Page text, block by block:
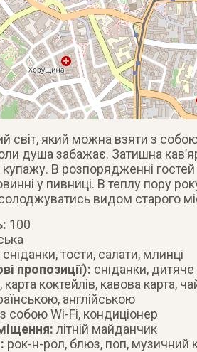
світ, який можна взяти з
душа забажає. Затишна
В розпорядженні
у пивниці. В теплу пору
видом старого
100
тости, салати, млинці
пропозиції): сніданки,
карта коктейлів, кавова карта,
англійською
собою Wi-Fi, кондиціонер
літній майданчик
рок-н-рол, блюз, поп, музичний